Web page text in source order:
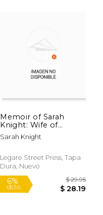
dcto.
Memoir of Sarah
Knight: Wife of
Thomas Knight, of
Colchester, Who Died
Fifth Month, 1828 (en
Inglés)
Sarah Knight
Legare Street Press, Tapa
Dura, Nuevo